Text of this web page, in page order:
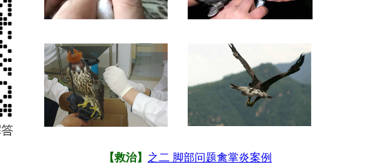
【救治】 之二 脚部问题禽掌炎案例